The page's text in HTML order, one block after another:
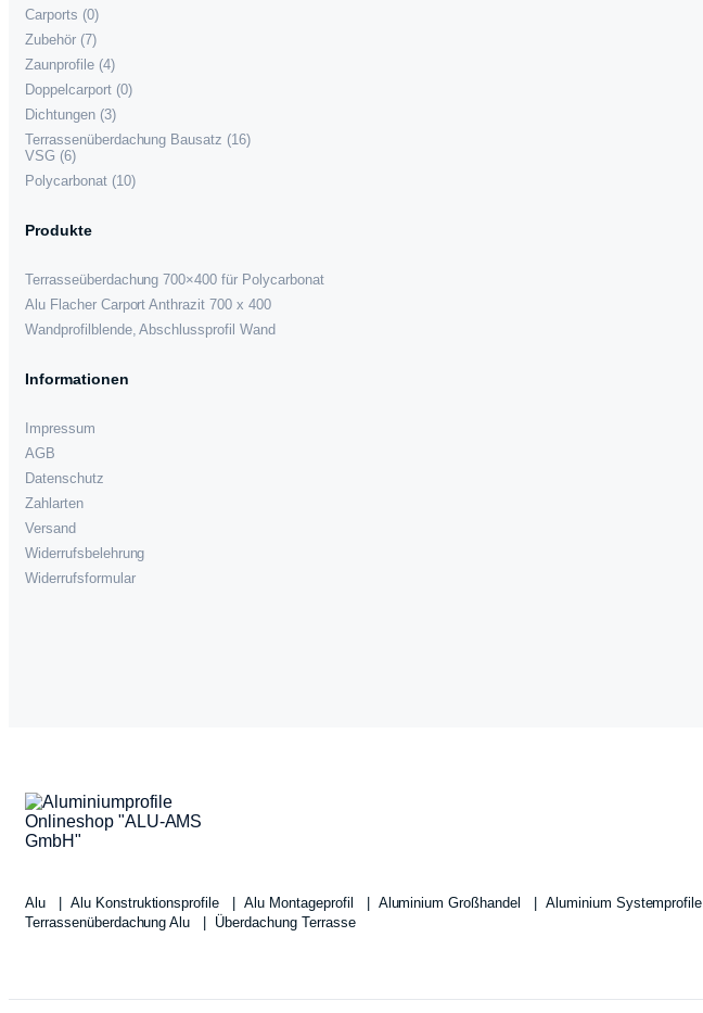
Carports (0)
Zubehör (7)
Zaunprofile (4)
Doppelcarport (0)
Dichtungen (3)
Terrassenüberdachung Bausatz (16)
VSG (6)
Polycarbonat (10)
Produkte
Terrasseüberdachung 700×400 für Polycarbonat
Alu Flacher Carport Anthrazit 700 x 400
Wandprofilblende, Abschlussprofil Wand
Informationen
Impressum
AGB
Datenschutz
Zahlarten
Versand
Widerrufsbelehrung
Widerrufsformular
Alu Alu Konstruktionsprofile Alu Montageprofil Aluminium Großhandel Aluminium Systemprofile
Terrassenüberdachung Alu
Überdachung Terrasse